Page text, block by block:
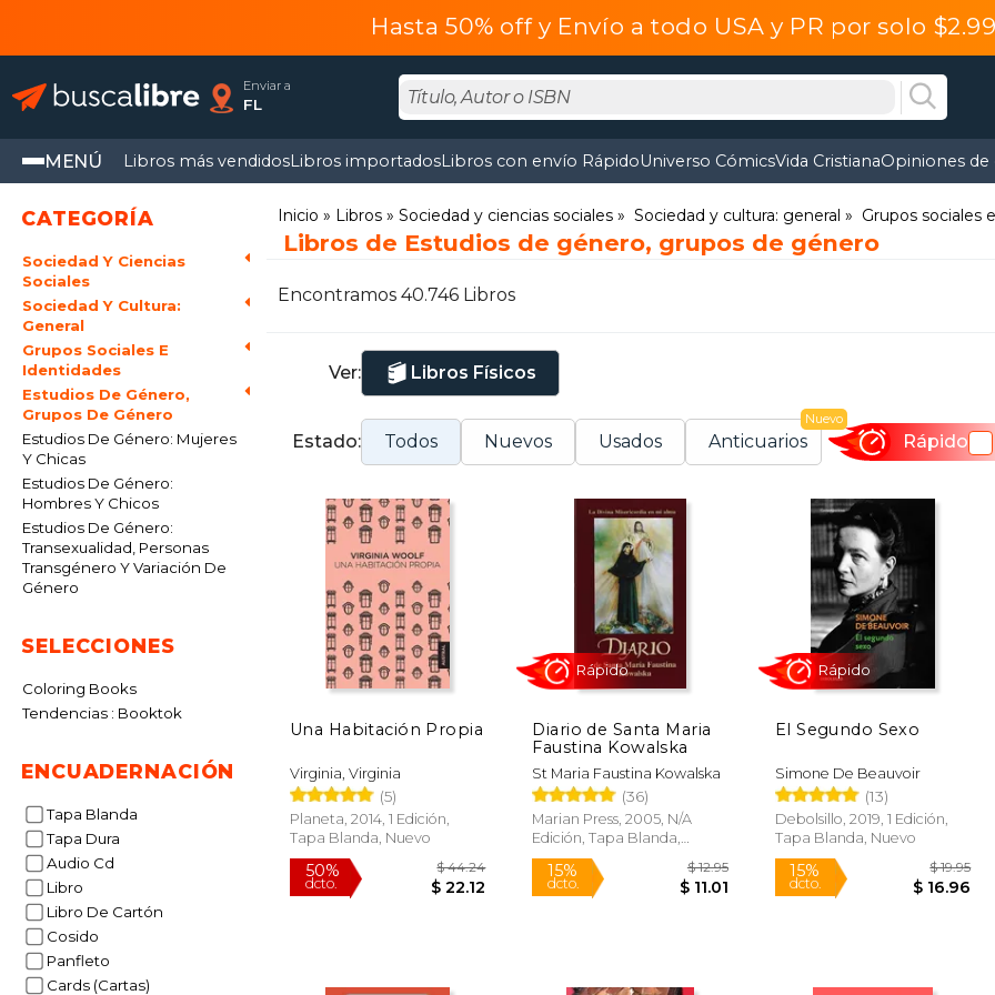
Hasta 50% off y Envío a todo USA y PR por solo
Enviar a
FL
MENÚ Libros más vendidosLibros importadosLibros con envío RápidoUniverso CómicsVida CristianaOpiniones de
CATEGORÍA
Sociedad Y Ciencias
Sociales
Sociedad Y Cultura:
General
Grupos Sociales E
Identidades
Estudios De Género,
Grupos De Género
Estudios De Género: Mujeres
Y Chicas
Estudios De Género:
Hombres Y Chicos
Estudios De Género:
Transexualidad, Personas
Transgénero Y Variación De
Género
SELECCIONES
Coloring Books
Tendencias : Booktok
ENCUADERNACIÓN
Tapa Blanda
Tapa Dura
Audio Cd
Libro
Libro De Cartón
Cosido
Panfleto
Cards (Cartas)
Inicio Libros Sociedad y ciencias sociales Sociedad y cultura: general Grupos sociales
Libros de Estudios de género, grupos de género
Encontramos 40.746 Libros
Ver: Libros Físicos
Estado: Todos Nuevos Usados Anticuarios
Nuevo
Rápido
Una Habitación Propia
Virginia, Virginia
(5)
Planeta, 2014, 1 Edición,
Tapa Blanda, Nuevo
Diario de Santa Maria
Faustina Kowalska
St Maria Faustina Kowalska
(36)
Marian Press, 2005, N/A
Edición, Tapa Blanda,
Nuevo
Rápido
El Segundo Sexo
Simone De Beauvoir
(13)
Debolsillo, 2019, 1 Edición,
Tapa Blanda, Nuevo